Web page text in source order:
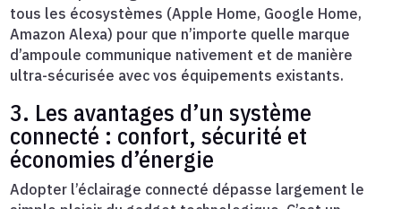
tous les écosystèmes (Apple Home, Google Home,
Amazon Alexa) pour que n’importe quelle marque
d’ampoule communique nativement et de manière
ultra-sécurisée avec vos équipements existants.
3. Les avantages d’un système
connecté : confort, sécurité et
économies d’énergie
Adopter l’éclairage connecté dépasse largement le